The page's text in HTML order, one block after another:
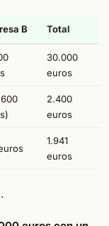
B Total
30.000
euros
2.400
euros
1.941
euros